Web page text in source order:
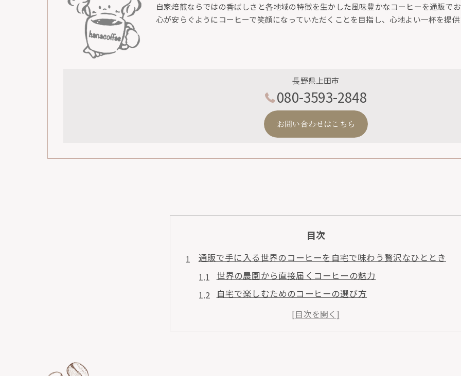
自家焙煎ならではの香ばしさと各地域の特徴を生かした風味豊かなコーヒーを通販で
心が安らぐようにコーヒーで笑顔になっていただくことを目指し、心地よい一杯を提
長野県上田市
080-3593-2848
お問い合わせはこちら
目次
通販で手に入る世界のコーヒーを自宅で味わう贅沢なひととき
世界の農園から直接届くコーヒーの魅力
自宅で楽しむためのコーヒーの選び方
通販で手に入る希少なコーヒー豆の紹介
自分だけの特別な一杯を見つける方法